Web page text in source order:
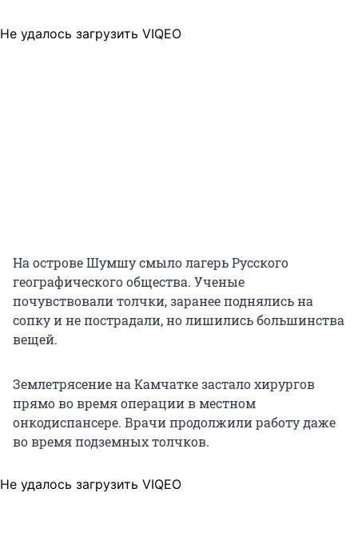
Не удалось загрузить VIQEO
На острове Шумшу смыло лагерь Русского
географического общества. Ученые
почувствовали толчки, заранее поднялись на
сопку и не пострадали, но лишились большинства
вещей.
Землетрясение на Камчатке застало хирургов
прямо во время операции в местном
онкодиспансере. Врачи продолжили работу даже
во время подземных толчков.
Не удалось загрузить VIQEO